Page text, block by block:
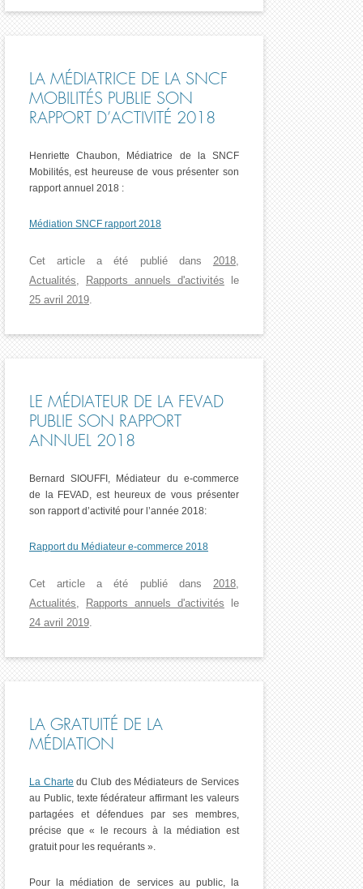
LA MÉDIATRICE DE LA SNCF
MOBILITÉS PUBLIE SON
RAPPORT D’ACTIVITÉ 2018
Henriette Chaubon, Médiatrice de la SNCF
Mobilités, est heureuse de vous présenter son
rapport annuel 2018 :
Médiation SNCF rapport 2018
Cet article a été publié dans 2018,
Actualités, Rapports annuels d'activités le
25 avril 2019.
LE MÉDIATEUR DE LA FEVAD
PUBLIE SON RAPPORT
ANNUEL 2018
Bernard SIOUFFI, Médiateur du e-commerce
de la FEVAD, est heureux de vous présenter
son rapport d’activité pour l’année 2018:
Rapport du Médiateur e-commerce 2018
Cet article a été publié dans 2018,
Actualités, Rapports annuels d'activités le
24 avril 2019.
LA GRATUITÉ DE LA
MÉDIATION
La Charte du Club des Médiateurs de Services
au Public, texte fédérateur affirmant les valeurs
partagées et défendues par ses membres,
précise que « le recours à la médiation est
gratuit pour les requérants ».
Pour la médiation de services au public, la